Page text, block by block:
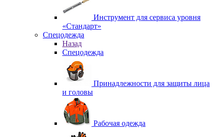
Инструмент для сервиса уровня
«Стандарт»
Спецодежда
Назад
Спецодежда
Принадлежности для защиты лица
и головы
Рабочая одежда